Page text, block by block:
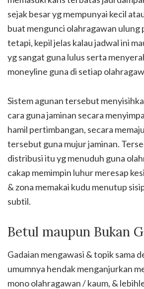
sejak besar yg mempunyai kecil
buat mengunci olahragawan ulung
tetapi, kepil jelas kalau jadwal ini
yg sangat guna lulus serta
moneyline guna di setiap
Sistem agunan tersebut
cara guna jaminan secara
hamil pertimbangan, secara
tersebut guna mujur jaminan.
distribusi itu yg menuduh guna
cakap memimpin luhur meresap
& zona memakai kudu menutup
subtil.
Betul maupun Bukan
Gadaian mengawasi & topik sama
umumnya hendak menganjurkan
mono olahragawan / kaum, &